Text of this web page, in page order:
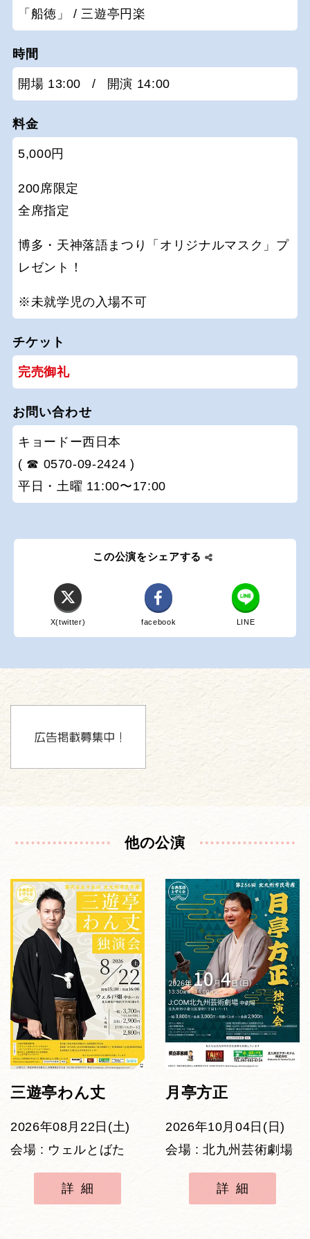
「船徳」 / 三遊亭円楽
時間
開場 13:00 / 開演 14:00
料金
5,000円
200席限定
全席指定
博多・天神落語まつり「オリジナルマスク」プ
レゼント！
※未就学児の入場不可
チケット
完売御礼
お問い合わせ
キョードー西日本
( ☎ 0570-09-2424 )
平日・土曜 11:00〜17:00
この公演をシェアする
X(twitter) facebook LINE
他の公演
三遊亭わん丈
2026年08月22日(土)
会場 : ウェルとばた
詳細
月亭方正
2026年10月04日(日)
会場 : 北九州芸術劇場
詳細